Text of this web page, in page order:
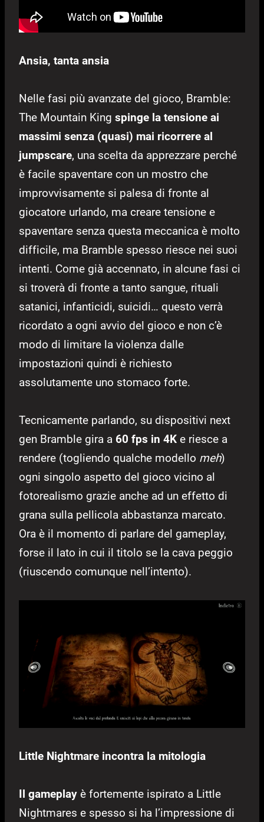
Ansia, tanta ansia
Nelle fasi più avanzate del gioco, Bramble:
The Mountain King spinge la tensione ai
massimi senza (quasi) mai ricorrere al
jumpscare, una scelta da apprezzare perché
è facile spaventare con un mostro che
improvvisamente si palesa di fronte al
giocatore urlando, ma creare tensione e
spaventare senza questa meccanica è molto
difficile, ma Bramble spesso riesce nei suoi
intenti. Come già accennato, in alcune fasi ci
si troverà di fronte a tanto sangue, rituali
satanici, infanticidi, suicidi… questo verrà
ricordato a ogni avvio del gioco e non c’è
modo di limitare la violenza dalle
impostazioni quindi è richiesto
assolutamente uno stomaco forte.
Tecnicamente parlando, su dispositivi next
gen Bramble gira a 60 fps in 4K e riesce a
rendere (togliendo qualche modello meh)
ogni singolo aspetto del gioco vicino al
fotorealismo grazie anche ad un effetto di
grana sulla pellicola abbastanza marcato.
Ora è il momento di parlare del gameplay,
forse il lato in cui il titolo se la cava peggio
(riuscendo comunque nell’intento).
Little Nightmare incontra la mitologia
Il gameplay è fortemente ispirato a Little
Nightmares e spesso si ha l’impressione di